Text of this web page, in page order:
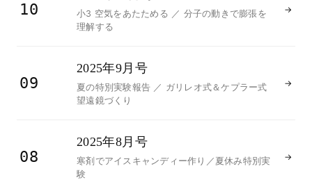
10
小3 空気をあたためる ／ 分子の動きで膨張を
理解する
→
09
2025年9月号
夏の特別実験報告 ／ ガリレオ式＆ケプラー式
望遠鏡づくり
→
08
2025年8月号
寒剤でアイスキャンディー作り／夏休み特別実
験
→